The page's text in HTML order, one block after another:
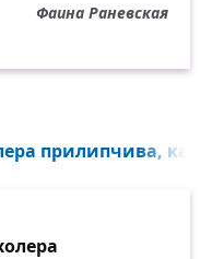
Фаина Раневская
прилипчива, как